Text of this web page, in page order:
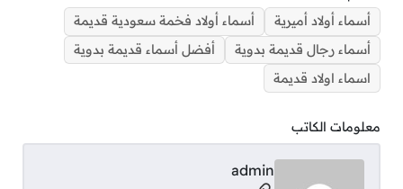
أسماء أولاد أميرية
أسماء أولاد فخمة سعودية قديمة
أسماء رجال قديمة بدوية
أفضل أسماء قديمة بدوية
اسماء اولاد قديمة
معلومات الكاتب
admin